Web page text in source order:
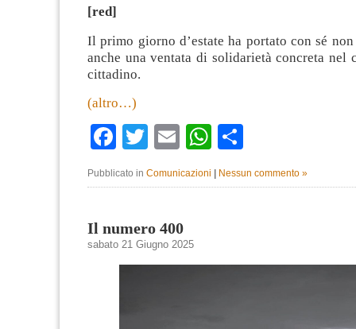
[red]
Il primo giorno d’estate ha portato con sé
anche una ventata di solidarietà concreta nel
cittadino.
(altro…)
Facebook
TwitterEmailWhatsApp
Pubblicato in Comunicazioni Nessun commento »
Il numero 400
sabato 21 Giugno 2025